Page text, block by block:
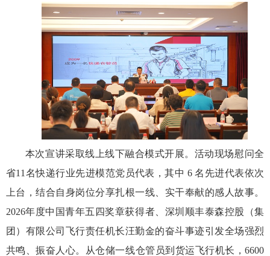
本次宣讲采取线上线下融合模式开展。活动现场慰问全
省11 名快递行业先进模范党员代表，其中 6名先进代表依次
上台，结合自身岗位分享扎根一线、实干奉献的感人故事。
2026年度中国青年五四奖章获得者、深圳顺丰泰森控股（集
团）有限公司飞行责任机长汪勤金的奋斗事迹引发全场强烈
共鸣、振奋人心。从仓储一线仓管员到货运飞行机长，6600